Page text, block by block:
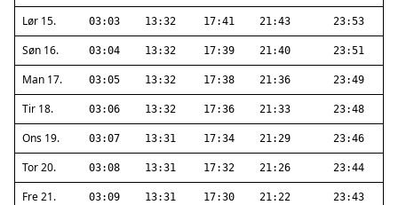
Lør 15. 03:03 13:32 17:41 21:43 23:53
Søn 16. 03:04 13:32 17:39 21:40 23:51
Man 17. 03:05 13:32 17:38 21:36 23:49
Tir 18. 03:06 13:32 17:36 21:33 23:48
Ons 19. 03:07 13:31 17:34 21:29 23:46
Tor 20. 03:08 13:31 17:32 21:26 23:44
Fre 21. 03:09 13:31 17:30 21:22 23:43